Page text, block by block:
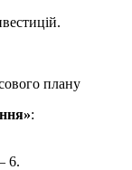
плану
:
6.